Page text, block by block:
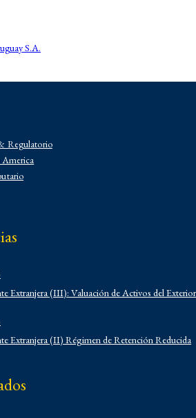
S.A.
Regulatorio
America
Extranjera (III): Valuación de Activos del Exterior
Extranjera (II) Régimen de Retención Reducida